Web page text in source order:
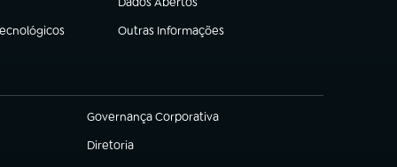
(abre em nova aba)
Outras Informações
(abre em nova aba)
Governança Corporativa
(abre em nova aba)
Diretoria
(abre em nova aba)